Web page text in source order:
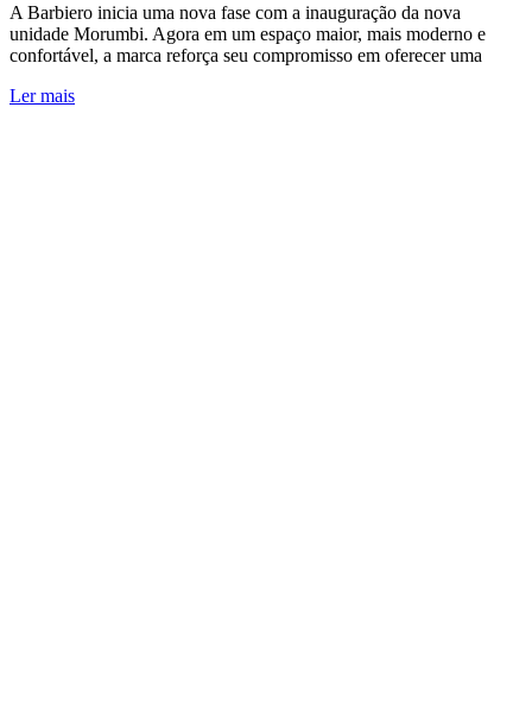
A Barbiero inicia uma nova fase com a inauguração da nova
unidade Morumbi. Agora em um espaço maior, mais moderno e
confortável, a marca reforça seu compromisso em oferecer uma
Ler mais